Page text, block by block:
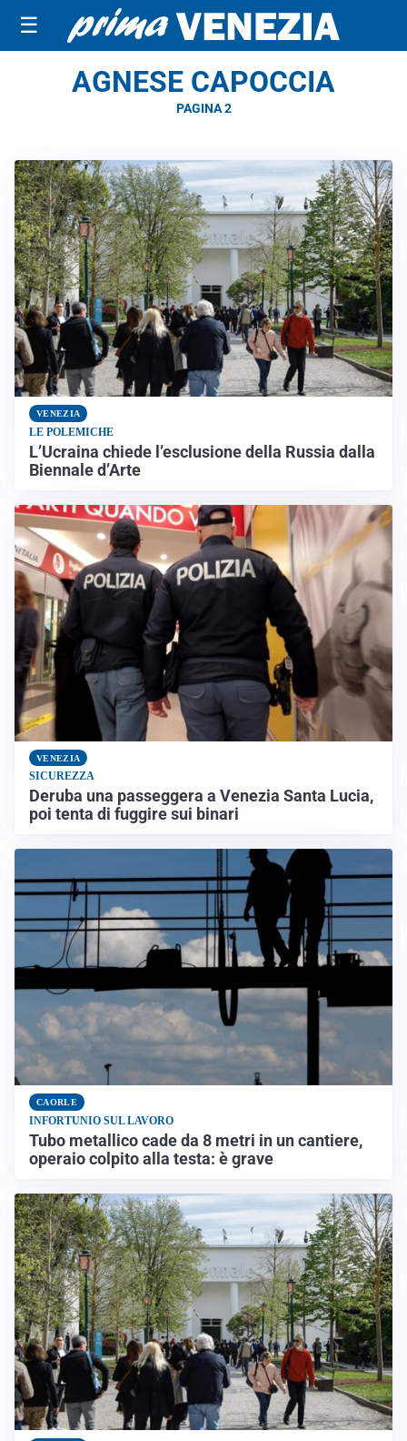
☰
AGNESE CAPOCCIA
PAGINA 2
VENEZIA
LE POLEMICHE
L’Ucraina chiede l’esclusione della Russia dalla
Biennale d’Arte
VENEZIA
SICUREZZA
Deruba una passeggera a Venezia Santa Lucia,
poi tenta di fuggire sui binari
CAORLE
INFORTUNIO SUL LAVORO
Tubo metallico cade da 8 metri in un cantiere,
operaio colpito alla testa: è grave